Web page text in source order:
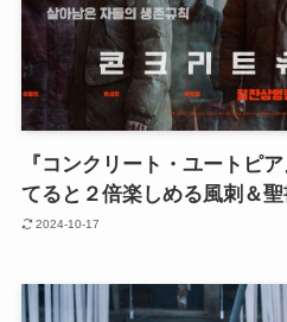
『コンクリート・ユートピ
てると２倍楽しめる風刺＆
2024-10-17